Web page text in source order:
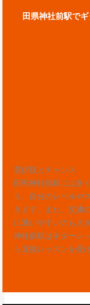
田県神社前駅で
選択肢とチャンス
田県神社前駅には多
り、自分のレベルや
きます。また、交通
に通いやすいのも大
神社前駅はギターレ
ら直接レッスンを受